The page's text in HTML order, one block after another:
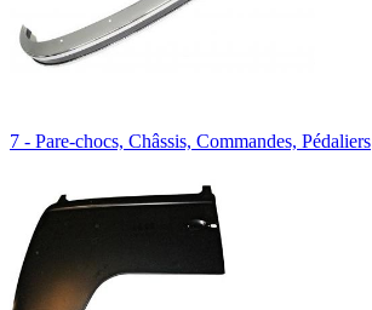
7 - Pare-chocs, Châssis, Commandes, Pédaliers